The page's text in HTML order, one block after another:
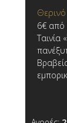
6€ από
Ταινία